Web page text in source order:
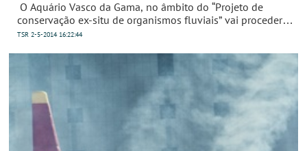
O Aquário Vasco da Gama, no âmbito do “Projeto de
conservação ex-situ de organismos fluviais” vai proceder a
dois repovoamentos de peixes de água doce da fauna
TSR 2-5-201416:22:44